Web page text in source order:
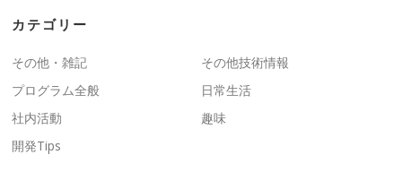
カテゴリー
その他・雑記
その他技術情報
プログラム全般
日常生活
社内活動
趣味
開発Tips